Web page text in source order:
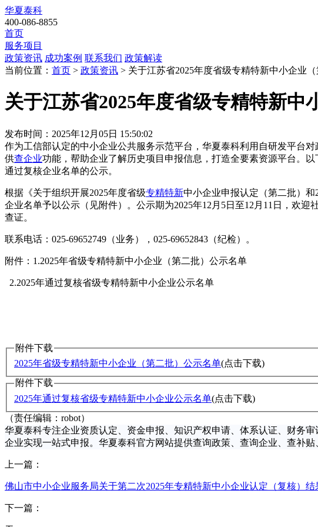
华夏泰科
400-086-8855
首页
服务项目
政策资讯 成功案例 联系我们 政策解读
当前位置： 首页 > 政策资讯 > 关于江苏省2025年度省级专精特新中小企业
关于江苏省2025年度省级专精特新
发布时间：2025年12月05日 15:50:02
作为工信部认定的中小企业公共服务示范平台，华夏泰科利用自研发平台
供查企业功能，帮助企业了解历史项目申报信息，打造全要素资源平台。以
通过复核企业名单的公示。
根据《关于组织开展2025年度省级专精特新中小企业申报认定（第二批）
企业名单予以公示（见附件）。公示期为2025年12月5日至12月11日，欢
查证。
联系电话：025-69652749（业务），025-69652843（纪检）。
附件：1.2025年省级专精特新中小企业（第二批）公示名单
2.2025年通过复核省级专精特新中小企业公示名单
附件下载
2025年省级专精特新中小企业（第二批）公示名单(点击下载)
附件下载
2025年通过复核省级专精特新中小企业公示名单(点击下载)
（责任编辑：robot）
华夏泰科专注企业资质认定、资金申报、知识产权申请、体系认证、财务
企业实现一站式申报。华夏泰科官方网站提供查询政策、查询企业、查补
上一篇：
佛山市中小企业服务局关于第二次2025年专精特新中小企业认定（复核）结
下一篇：